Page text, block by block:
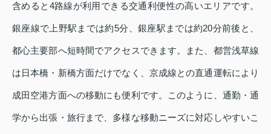
含めると4路線が利用できる交通利便性の高いエリアです。
銀座線で上野駅までは約5分、銀座駅までは約20分前後と、
都心主要部へ短時間でアクセスできます。また、都営浅草線
は日本橋・新橋方面だけでなく、京成線との直通運転により
成田空港方面への移動にも便利です。このように、通勤・通
学から出張・旅行まで、多様な移動ニーズに対応しやすいこ